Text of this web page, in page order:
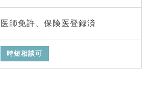
医師免許、保険医登録済
時短相談可